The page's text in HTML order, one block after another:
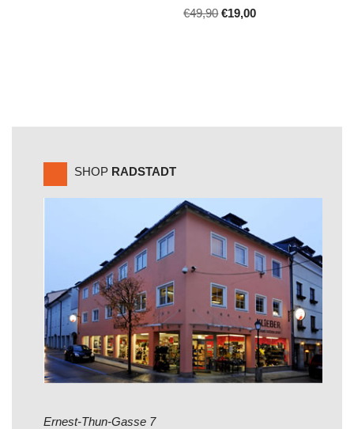
€49,90 €19,00
SHOP RADSTADT
Ernest-Thun-Gasse 7